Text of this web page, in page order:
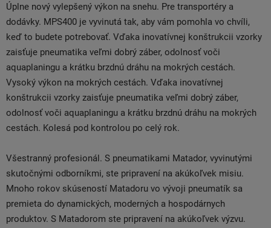
Úplne nový vylepšený výkon na snehu. Pre transportéry a
dodávky. MPS400 je vyvinutá tak, aby vám pomohla vo chvíli,
keď to budete potrebovať. Vďaka inovatívnej konštrukcii vzorky
zaisťuje pneumatika veľmi dobrý záber, odolnosť voči
aquaplaningu a krátku brzdnú dráhu na mokrých cestách.
Vysoký výkon na mokrých cestách. Vďaka inovatívnej
konštrukcii vzorky zaisťuje pneumatika veľmi dobrý záber,
odolnosť voči aquaplaningu a krátku brzdnú dráhu na mokrých
cestách. Kolesá pod kontrolou po celý rok.
Všestranný profesionál. S pneumatikami Matador, vyvinutými
skutočnými odborníkmi, ste pripravení na akúkoľvek misiu.
Mnoho rokov skúseností Matadoru vo vývoji pneumatík sa
premieta do dynamických, moderných a hospodárnych
produktov. S Matadorom ste pripravení na akúkoľvek výzvu.